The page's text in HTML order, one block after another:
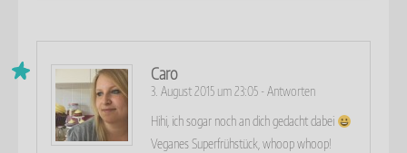
Caro
3. August 2015 um 23:05 - Antworten
Hihi, ich sogar noch an dich gedacht dabei
Veganes Superfrühstück, whoop whoop!